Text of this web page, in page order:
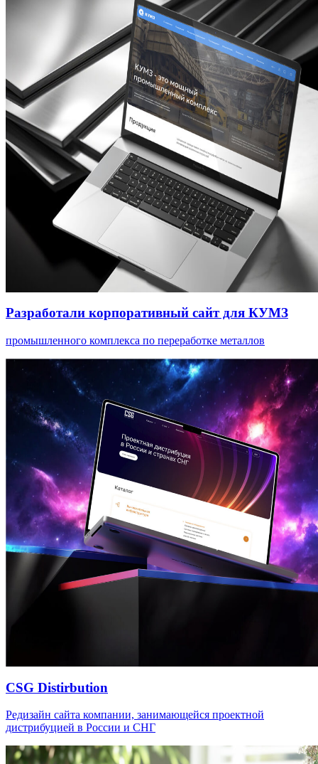
Разработали корпоративный сайт для КУМЗ
промышленного комплекса по переработке металлов
CSG Distirbution
Редизайн сайта компании, занимающейся проектной
дистрибуцией в России и СНГ